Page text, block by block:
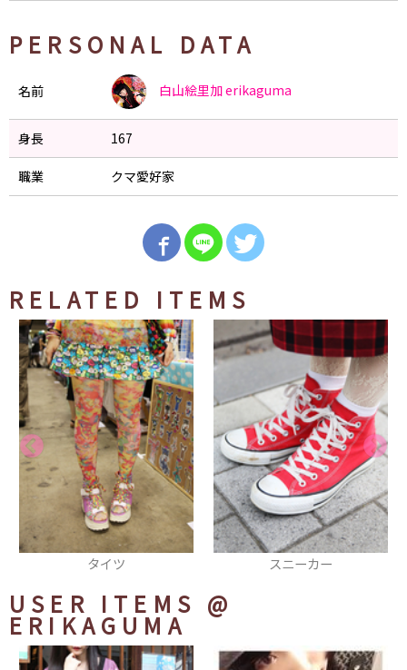
PERSONAL DATA
名前 白山絵里加erikaguma
身長 167
職業 クマ愛好家
RELATED ITEMS
ショルダーバッグ
USER ITEMS @
ERIKAGUMA